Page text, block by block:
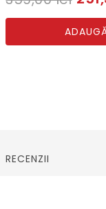
RECENZII